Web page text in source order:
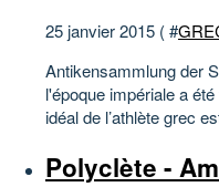
25 janvier 2015 ( #
Antikensammlung der
l'époque impériale a
idéal de l’athlète grec
Polyclète -